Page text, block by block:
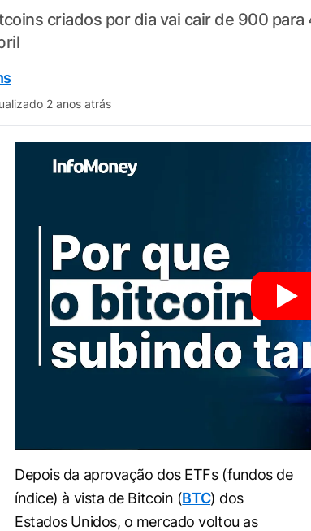
criados por dia vai cair de 900
2 anos atrás
Depois da aprovação dos ETFs (fundos de
índice) à vista de Bitcoin (BTC) dos
Estados Unidos, o mercado voltou as